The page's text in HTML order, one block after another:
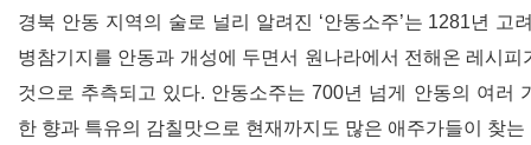
경북 안동 지역의 술로 널리 알려진 ‘안동소주’는 1281년 고
병참기지를 안동과 개성에 두면서 원나라에서 전해온 레시
것으로 추측되고 있다. 안동소주는700년 넘게 안동의 여러
한 향과 특유의 감칠맛으로 현재까지도 많은 애주가들이 찾